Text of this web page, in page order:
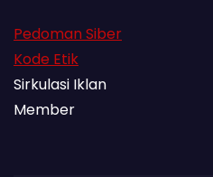
Pedoman Siber
Kode Etik
Sirkulasi Iklan
Member